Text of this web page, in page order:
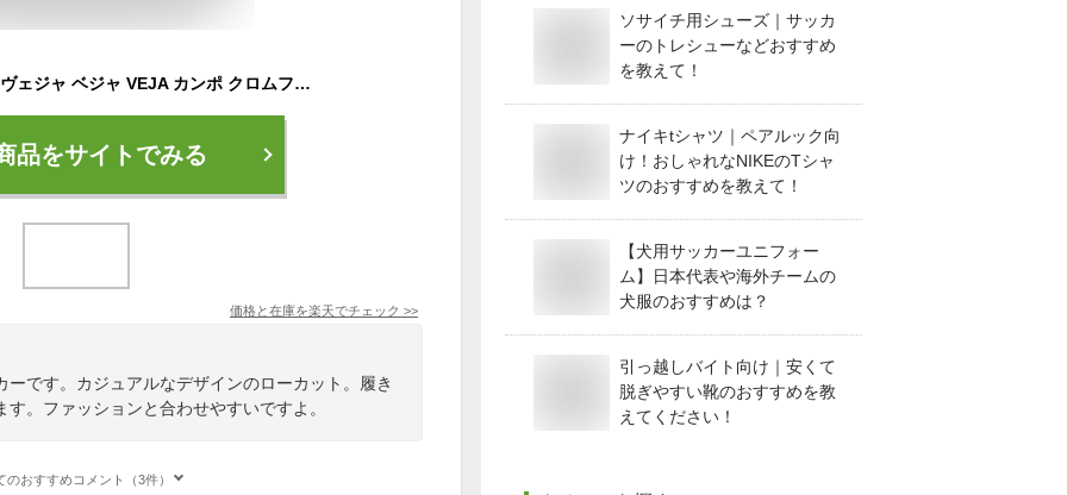
【SALE！30%OFF】ヴェジャ ベジャ VEJA カンポ クロムフリー レザー Campo Chrome Free Leather ローカット スニーカー シューズ レディース メンズ 22.0cm-28.5cm VJCP051537 VJCP052429 VJCP051215 VJCP052347 VJCP053121 【送料無料】0420 xp10
品をサイトでみる
価格と在庫を楽天でチェック >>
です。カジュアルなデザインのローカット。履き
。ファッションと合わせやすいですよ。
のおすすめコメント（3件）
ソサイチ用シューズ｜サッカ
ーのトレシューなどおすすめ
を教えて！
ナイキtシャツ｜ペアルック向
け！おしゃれなNIKEのTシャ
ツのおすすめを教えて！
【犬用サッカーユニフォー
ム】日本代表や海外チームの
犬服のおすすめは？
引っ越しバイト向け｜安くて
脱ぎやすい靴のおすすめを教
えてください！